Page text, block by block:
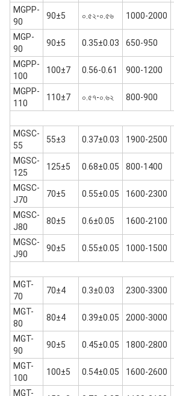
MGPP-
90
90±5 ০.৫২-০.৫৬ 1000-2000
MGP-
90
90±5 0.35±0.03 650-950
MGPP-
100
100±7 0.56-0.61 900-1200
MGPP-
110
110±7 ০.৫৭-০.৬২ 800-900
MGSC-
55
55±3 0.37±0.03 1900-2500
MGSC-
125
125±5 0.68±0.05 800-1400
MGSC-
J70
70±5 0.55±0.05 1600-2300
MGSC-
J80
80±5 0.6±0.05 1600-2100
MGSC-
J90
90±5 0.55±0.05 1000-1500
MGT-
70
70±4 0.3±0.03 2300-3300
MGT-
80
80±4 0.39±0.05 2000-3000
MGT-
90
90±5 0.45±0.05 1800-2800
MGT-
100
100±5 0.54±0.05 1600-2600
MGT-